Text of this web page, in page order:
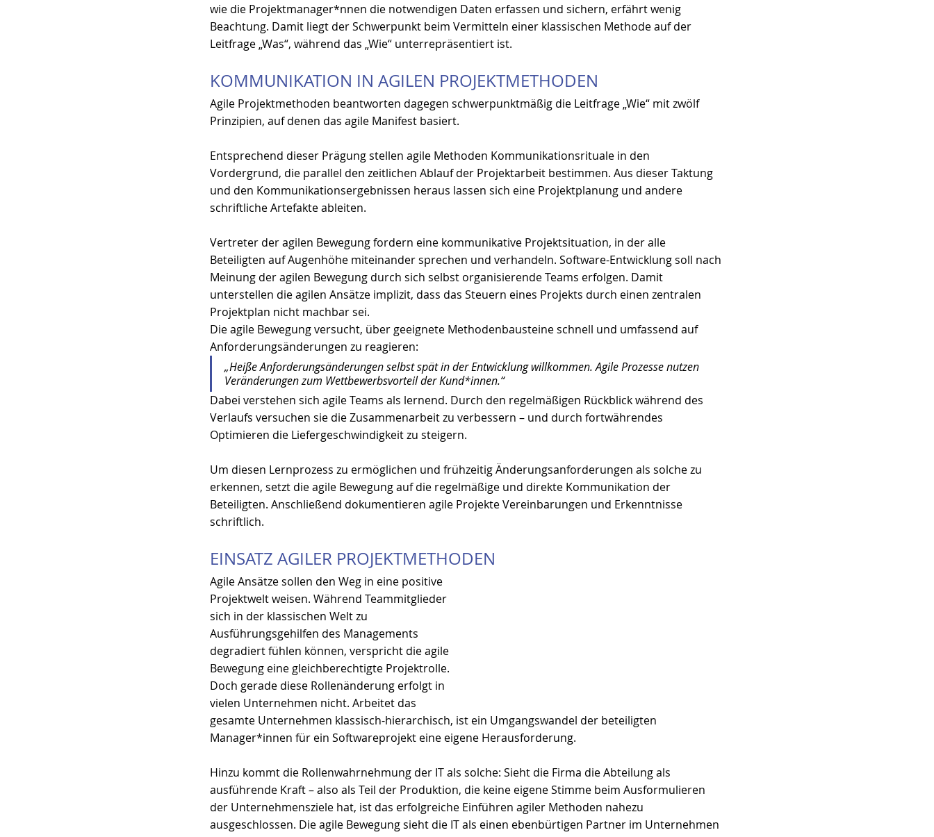
wie die Projektmanager*nnen die notwendigen Daten erfassen und sichern, erfährt wenig
Beachtung. Damit liegt der Schwerpunkt beim Vermitteln einer klassischen Methode auf der
Leitfrage „Was“, während das „Wie“ unterrepräsentiert ist.
KOMMUNIKATION IN AGILEN PROJEKTMETHODEN
Agile Projektmethoden beantworten dagegen schwerpunktmäßig die Leitfrage „Wie“ mit zwölf
Prinzipien, auf denen das agile Manifest basiert.
Entsprechend dieser Prägung stellen agile Methoden Kommunikationsrituale in den
Vordergrund, die parallel den zeitlichen Ablauf der Projektarbeit bestimmen. Aus dieser Taktung
und den Kommunikationsergebnissen heraus lassen sich eine Projektplanung und andere
schriftliche Artefakte ableiten.
Vertreter der agilen Bewegung fordern eine kommunikative Projektsituation, in der alle
Beteiligten auf Augenhöhe miteinander sprechen und verhandeln. Software-Entwicklung soll nach
Meinung der agilen Bewegung durch sich selbst organisierende Teams erfolgen. Damit
unterstellen die agilen Ansätze implizit, dass das Steuern eines Projekts durch einen zentralen
Projektplan nicht machbar sei.
Die agile Bewegung versucht, über geeignete Methodenbausteine schnell und umfassend auf
Anforderungsänderungen zu reagieren:
„Heiße Anforderungsänderungen selbst spät in der Entwicklung willkommen. Agile Prozesse nutzen
Veränderungen zum Wettbewerbsvorteil der Kund*innen.“
Dabei verstehen sich agile Teams als lernend. Durch den regelmäßigen Rückblick während des
Verlaufs versuchen sie die Zusammenarbeit zu verbessern – und durch fortwährendes
Optimieren die Liefergeschwindigkeit zu steigern.
Um diesen Lernprozess zu ermöglichen und frühzeitig Änderungsanforderungen als solche zu
erkennen, setzt die agile Bewegung auf die regelmäßige und direkte Kommunikation der
Beteiligten. Anschließend dokumentieren agile Projekte Vereinbarungen und Erkenntnisse
schriftlich.
EINSATZ AGILER PROJEKTMETHODEN
Agile Ansätze sollen den Weg in eine positive
Projektwelt weisen. Während Teammitglieder
sich in der klassischen Welt zu
Ausführungsgehilfen des Managements
degradiert fühlen können, verspricht die agile
Bewegung eine gleichberechtigte Projektrolle.
Doch gerade diese Rollenänderung erfolgt in
vielen Unternehmen nicht. Arbeitet das
gesamte Unternehmen klassisch-hierarchisch, ist ein Umgangswandel der beteiligten
Manager*innen für ein Softwareprojekt eine eigene Herausforderung.
Hinzu kommt die Rollenwahrnehmung der IT als solche: Sieht die Firma die Abteilung als
ausführende Kraft – also als Teil der Produktion, die keine eigene Stimme beim Ausformulieren
der Unternehmensziele hat, ist das erfolgreiche Einführen agiler Methoden nahezu
ausgeschlossen. Die agile Bewegung sieht die IT als einen ebenbürtigen Partner im Unternehmen